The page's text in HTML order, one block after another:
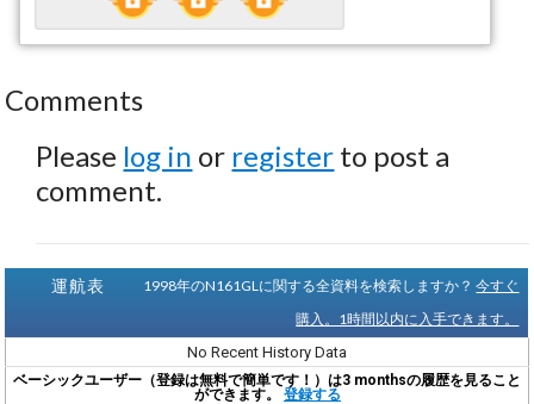
Comments
Please log in or register to post a
comment.
運航表 1998年のN161GLに関する全資料を検索しますか？今すぐ
購入。1時間以内に入手できます。
No Recent History Data
ベーシックユーザー（登録は無料で簡単です！）は3 monthsの履歴を見ること
ができます。 登録する